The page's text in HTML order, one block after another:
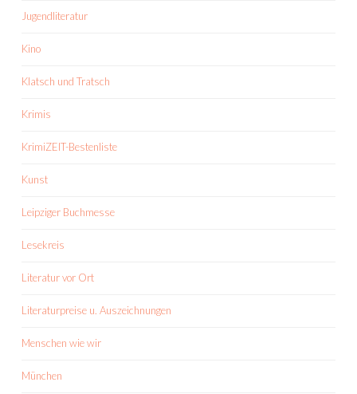
Jugendliteratur
Kino
Klatsch und Tratsch
Krimis
KrimiZEIT-Bestenliste
Kunst
Leipziger Buchmesse
Lesekreis
Literatur vor Ort
Literaturpreise u. Auszeichnungen
Menschen wie wir
München